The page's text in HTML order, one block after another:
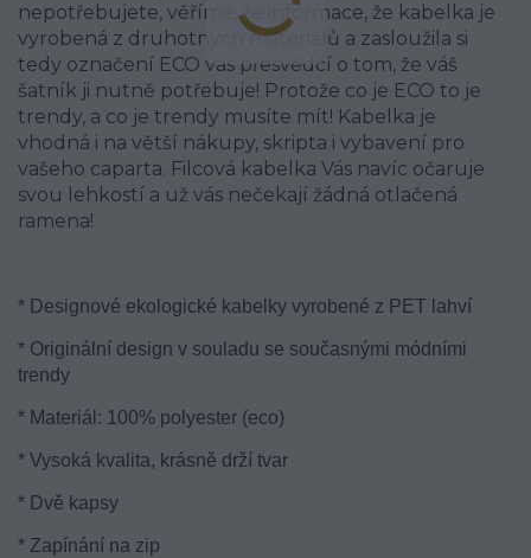
nepotřebujete, věříme, že informace, že kabelka je
vyrobená z druhotných materiálů a zasloužila si
tedy označení ECO vás přesvědčí o tom, že váš
šatník ji nutně potřebuje! Protože co je ECO to je
trendy, a co je trendy musíte mít! Kabelka je
vhodná i na větší nákupy, skripta i vybavení pro
vašeho caparta. Filcová kabelka Vás navíc očaruje
svou lehkostí a už vás nečekají žádná otlačená
ramena!
* Designové ekologické kabelky vyrobené z PET lahví
* Originální design v souladu se současnými módními
trendy
* Materiál: 100% polyester (eco)
* Vysoká kvalita, krásně drží tvar
* Dvě kapsy
* Zapínání na zip